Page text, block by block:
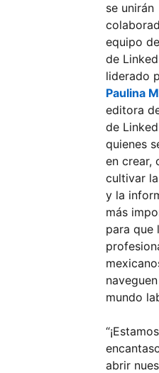
se unirán
equipo
de
liderado
Paulina
editora
de
quienes
en crear,
cultivar
y la
más
para que
mundo
“¡Estamos
abrir